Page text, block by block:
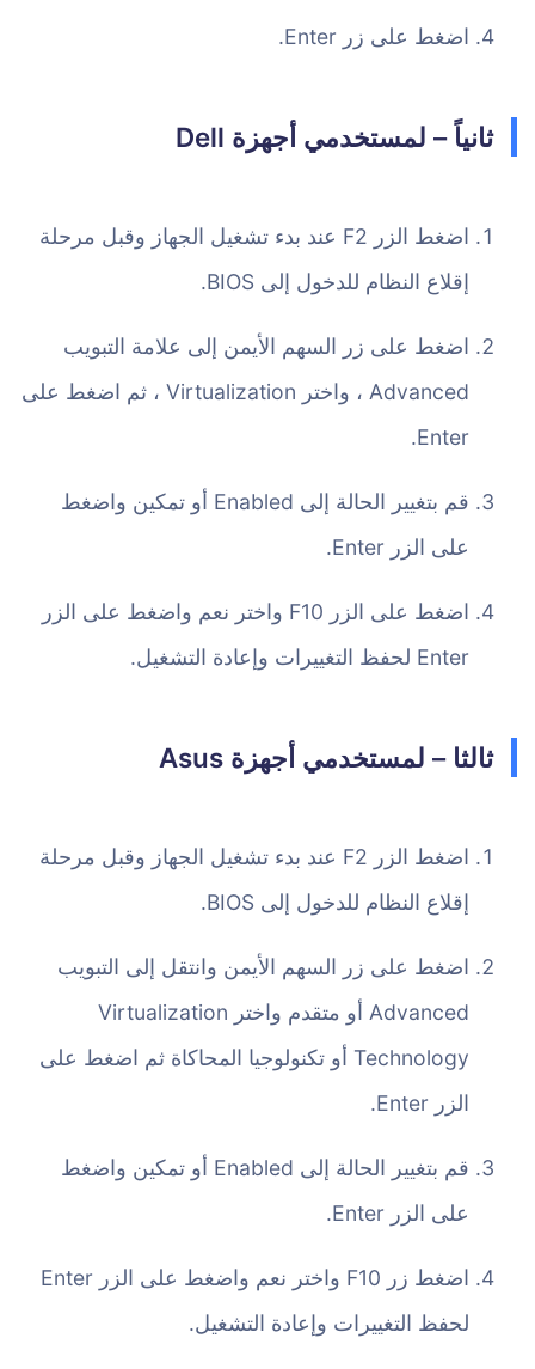
اضغط على زر Enter.
ثانياً – لمستخدمي أجهزة Dell
اضغط الزر F2 عند بدء تشغيل الجهاز وقبل مرحلة
إقلاع النظام للدخول إلى BIOS.
اضغط على زر السهم الأيمن إلى علامة التبويب
Advanced ، واختر Virtualization ، ثم اضغط على
Enter.
قم بتغيير الحالة إلى Enabled أو تمكين واضغط
على الزر Enter.
اضغط على الزر F10 واختر نعم واضغط على الزر
Enter لحفظ التغييرات وإعادة التشغيل.
ثالثا – لمستخدمي أجهزة Asus
اضغط الزر F2 عند بدء تشغيل الجهاز وقبل مرحلة
إقلاع النظام للدخول إلى BIOS.
اضغط على زر السهم الأيمن وانتقل إلى التبويب
Advanced أو متقدم واختر Virtualization
Technology أو تكنولوجيا المحاكاة ثم اضغط على
الزر Enter.
قم بتغيير الحالة إلى Enabled أو تمكين واضغط
على الزر Enter.
اضغط زر F10 واختر نعم واضغط على الزر Enter
لحفظ التغييرات وإعادة التشغيل.